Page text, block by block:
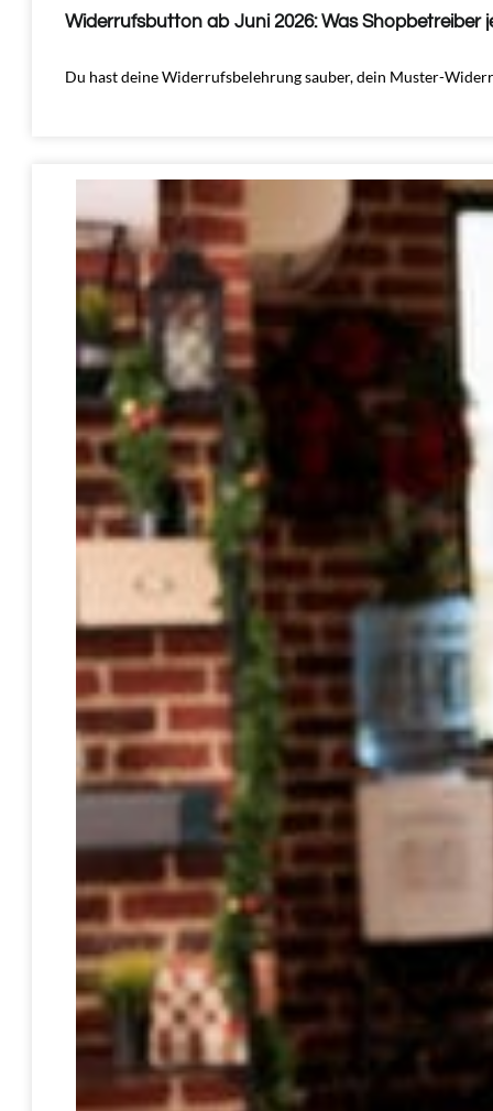
Widerrufsbutton ab Juni 2026: Was Shopbetreiber
Du hast deine Widerrufsbelehrung sauber, dein Muster-